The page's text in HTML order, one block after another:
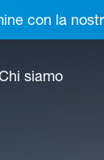
con la
siamo